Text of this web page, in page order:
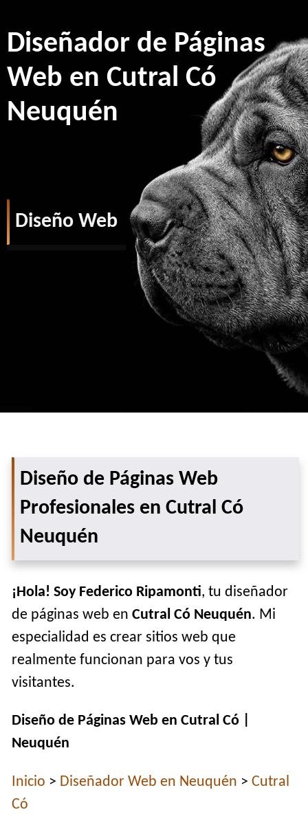
Diseñador de Páginas
Web en Cutral Có
Neuquén
Diseño Web
Diseño de Páginas Web
Profesionales en Cutral Có
Neuquén
¡Hola! Soy Federico Ripamonti, tu diseñador
de páginas web enCutral Có Neuquén. Mi
especialidad es crear sitios web que
realmente funcionan para vos y tus
visitantes.
Diseño de Páginas Web en Cutral Có |
Neuquén
Inicio > Diseñador Web en Neuquén >Cutral
Có